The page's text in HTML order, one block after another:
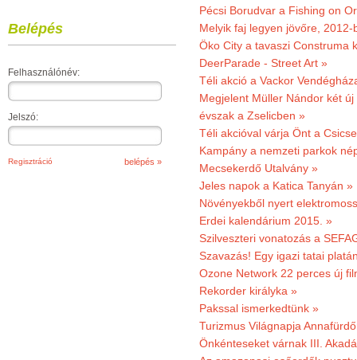
Belépés
Felhasználónév:
Jelszó:
Regisztráció
Pécsi Borudvar a Fishing on
Melyik faj legyen jövőre,
Öko City a tavaszi Construma
DeerParade - Street Art »
Téli akció a Vackor
Megjelent Müller Nándor két
évszak a Zselicben »
Téli akcióval várja Önt a
Kampány a nemzeti parkok
Mecsekerdő Utalvány »
Jeles napok a Katica Tanyán »
Növényekből nyert
Erdei kalendárium 2015. »
Szilveszteri vonatozás a
Szavazás! Egy igazi tatai
Ozone Network 22 perces új
Rekorder királyka »
Pakssal ismerkedtünk »
Turizmus Világnapja
Önkénteseket várnak III.